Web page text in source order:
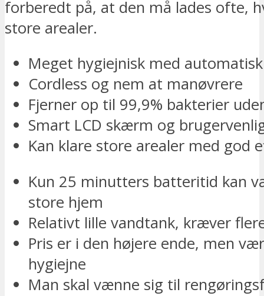
forberedt på, at den må lades ofte,
store arealer.
Meget hygiejnisk med
Cordless og nem at manøvrere
Fjerner op til 99,9% bakterier
Smart LCD skærm og
Kan klare store arealer med god
Kun 25 minutters batteritid kan
store hjem
Relativt lille vandtank, kræver
Pris er i den højere ende, men
hygiejne
Man skal vænne sig til